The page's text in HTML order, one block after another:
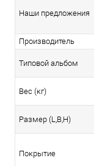
Наши предложения
Производитель
Типовой альбом
Вес (кг)
Размер (L,B,H)
Покрытие